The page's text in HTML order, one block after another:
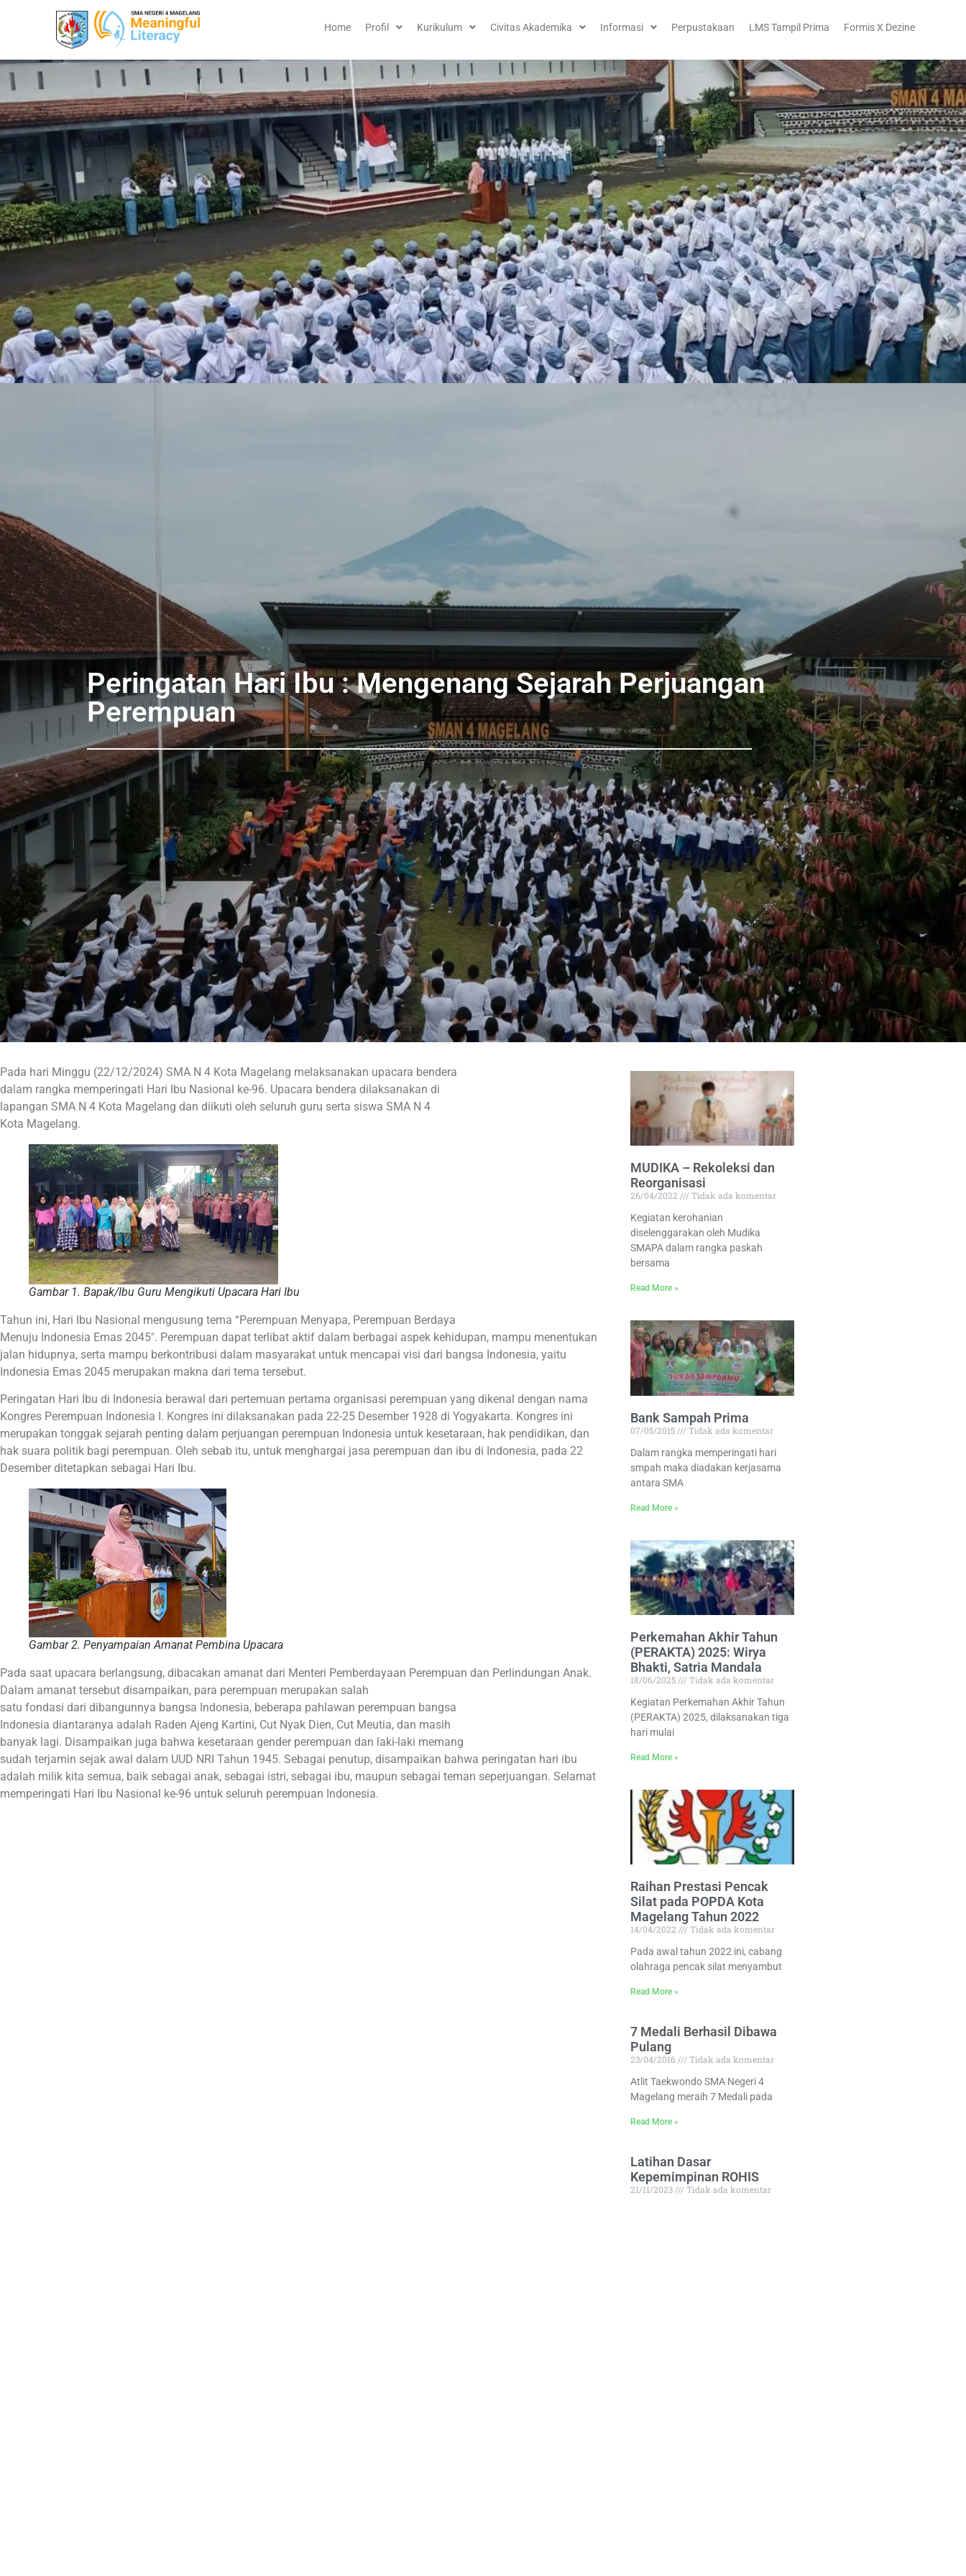
Home Profil Kurikulum Civitas Akademika Informasi Perpustakaan LMS Tampil Prima Formis X Dezine
Peringatan Hari Ibu : Mengenang Sejarah Perjuangan
Perempuan
Pada hari Minggu (22/12/2024) SMA N 4 Kota Magelang melaksanakan upacara bendera
dalam rangka memperingati Hari Ibu Nasional ke-96. Upacara bendera dilaksanakan di
lapangan SMA N 4 Kota Magelang dan diikuti oleh seluruh guru serta siswa SMA N 4
Kota Magelang.
Gambar 1. Bapak/Ibu Guru Mengikuti Upacara Hari Ibu
Tahun ini, Hari Ibu Nasional mengusung tema “Perempuan Menyapa, Perempuan Berdaya
Menuju Indonesia Emas 2045″. Perempuan dapat terlibat aktif dalam berbagai aspek kehidupan, mampu menentukan
jalan hidupnya, serta mampu berkontribusi dalam masyarakat untuk mencapai visi dari bangsa Indonesia, yaitu
Indonesia Emas 2045 merupakan makna dari tema tersebut.
Peringatan Hari Ibu di Indonesia berawal dari pertemuan pertama organisasi perempuan yang dikenal dengan nama
Kongres Perempuan Indonesia I. Kongres ini dilaksanakan pada 22-25 Desember 1928 di Yogyakarta. Kongres ini
merupakan tonggak sejarah penting dalam perjuangan perempuan Indonesia untuk kesetaraan, hak pendidikan, dan
hak suara politik bagi perempuan. Oleh sebab itu, untuk menghargai jasa perempuan dan ibu di Indonesia, pada 22
Desember ditetapkan sebagai Hari Ibu.
Gambar 2. Penyampaian Amanat Pembina Upacara
Pada saat upacara berlangsung, dibacakan amanat dari Menteri Pemberdayaan Perempuan dan Perlindungan Anak.
Dalam amanat tersebut disampaikan, para perempuan merupakan salah
satu fondasi dari dibangunnya bangsa Indonesia, beberapa pahlawan perempuan bangsa
Indonesia diantaranya adalah Raden Ajeng Kartini, Cut Nyak Dien, Cut Meutia, dan masih
banyak lagi. Disampaikan juga bahwa kesetaraan gender perempuan dan laki-laki memang
sudah terjamin sejak awal dalam UUD NRI Tahun 1945. Sebagai penutup, disampaikan bahwa peringatan hari ibu
adalah milik kita semua, baik sebagai anak, sebagai istri, sebagai ibu, maupun sebagai teman seperjuangan. Selamat
memperingati Hari Ibu Nasional ke-96 untuk seluruh perempuan Indonesia.
MUDIKA – Rekoleksi dan
Reorganisasi
26/04/2022
Tidak ada komentar
Kegiatan kerohanian
diselenggarakan oleh Mudika
SMAPA dalam rangka paskah
bersama
Read More »
Bank Sampah Prima
07/05/2015
Tidak ada komentar
Dalam rangka memperingati hari
smpah maka diadakan kerjasama
antara SMA
Read More »
Perkemahan Akhir Tahun
(PERAKTA) 2025: Wirya
Bhakti, Satria Mandala
18/06/2025
Tidak ada komentar
Kegiatan Perkemahan Akhir Tahun
(PERAKTA) 2025, dilaksanakan tiga
hari mulai
Read More »
Raihan Prestasi Pencak
Silat pada POPDA Kota
Magelang Tahun 2022
14/04/2022
Tidak ada komentar
Pada awal tahun 2022 ini, cabang
olahraga pencak silat menyambut
Read More »
7 Medali Berhasil Dibawa
Pulang
23/04/2016
Tidak ada komentar
Atlit Taekwondo SMA Negeri 4
Magelang meraih 7 Medali pada
Read More »
Latihan Dasar
Kepemimpinan ROHIS
21/11/2023
Tidak ada komentar